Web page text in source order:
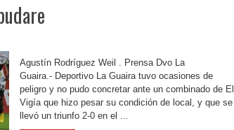
Agustín Rodríguez Weil . Prensa Dvo La
Guaira.- Deportivo La Guaira tuvo ocasiones de
peligro y no pudo concretar ante un combinado de El
Vigía que hizo pesar su condición de local, y que se
llevó un triunfo 2-0 en el ...